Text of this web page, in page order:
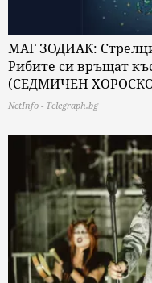
МАГ ЗОДИАК:
Рибите си връщат
(СЕДМИЧЕН
NetInfo - Telegraph.bg